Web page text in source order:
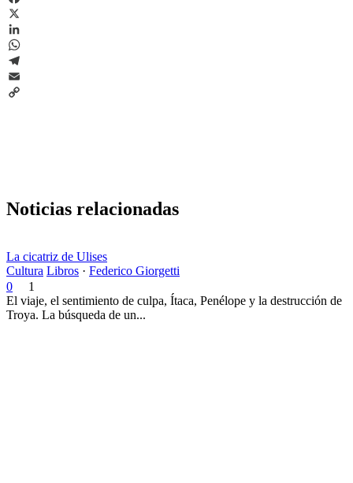
Facebook
X
LinkedIn
WhatsApp
Telegram
Email
Noticias relacionadas
La cicatriz de Ulises
Cultura Libros · Federico Giorgetti
0
1
El viaje, el sentimiento de culpa, Ítaca, Penélope y la destrucción de
Troya. La búsqueda de un...